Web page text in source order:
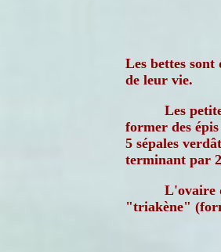
Les bettes sont
de leur vie.
Les
former des
5 sépales
terminant par
L'ovaire
"triakène"